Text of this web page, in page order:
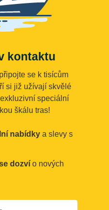
kontaktu
se k tisícům
si již užívají skvělé
speciální
škálu tras!
nabídky a slevy s
dozví o nových